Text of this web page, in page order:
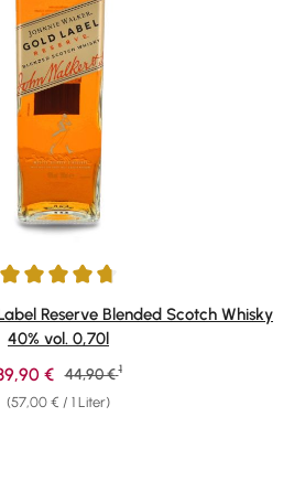
von 4.84 von 5 Sternen
Reserve Blended Scotch Whisky
40% vol. 0,70l
(57,00 € / 1 Liter)
Verkaufspreis:
€ Regulärer Preis:
44,90 € 1